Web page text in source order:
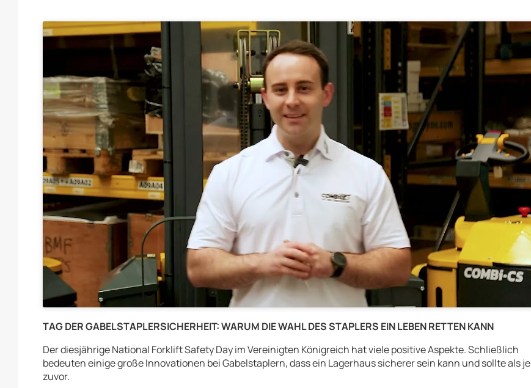
TAG DER GABELSTAPLERSICHERHEIT: WARUM DIE WAHL DES STAPLERS EIN LEBEN RETTEN KANN
Der diesjährige National Forklift Safety Day im Vereinigten Königreich hat viele positive Aspekte. Schließlich
bedeuten einige große Innovationen bei Gabelstaplern, dass ein Lagerhaus sicherer sein kann und sollte als je
zuvor.